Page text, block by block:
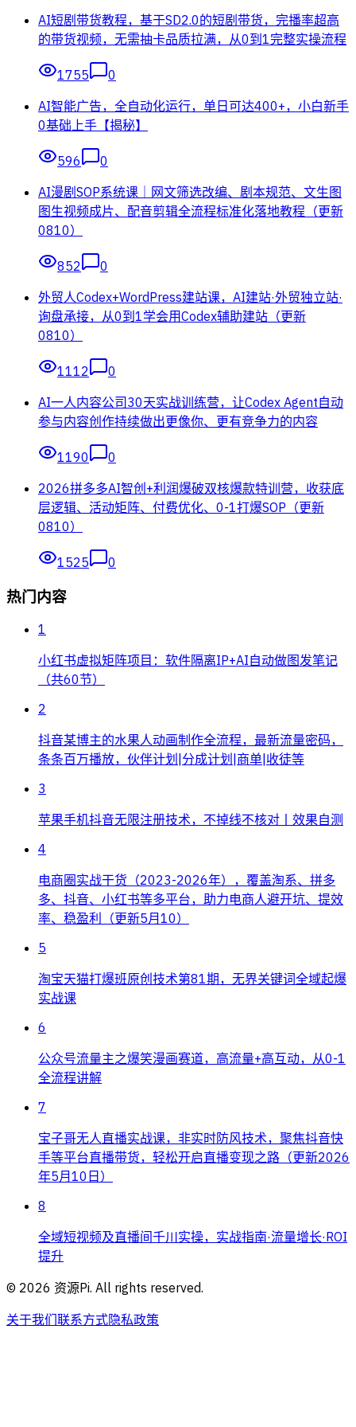
AI短剧带货教程，基于SD2.0的短剧带货，完播率超高
的带货视频，无需抽卡品质拉满，从0到1完整实操流程
1755
0
AI智能广告，全自动化运行，单日可达400+，小白新手
0基础上手【揭秘】
596
0
AI漫剧SOP系统课｜网文筛选改编、剧本规范、文生图
图生视频成片、配音剪辑全流程标准化落地教程（更新
0810）
852
0
外贸人Codex+WordPress建站课，AI建站·外贸独立站·
询盘承接，从0到1学会用Codex辅助建站（更新
0810）
1112
0
AI一人内容公司30天实战训练营，让Codex Agent自动
参与内容创作持续做出更像你、更有竞争力的内容
1190
0
2026拼多多AI智创+利润爆破双核爆款特训营，收获底
层逻辑、活动矩阵、付费优化、0-1打爆SOP（更新
0810）
1525 0
热门内容
1
小红书虚拟矩阵项目：软件隔离IP+AI自动做图发笔记
（共60节）
2
抖音某博主的水果人动画制作全流程，最新流量密码，
条条百万播放，伙伴计划|分成计划|商单|收徒等
3
苹果手机抖音无限注册技术，不掉线不核对丨效果自测
4
电商圈实战干货（2023-2026年），覆盖淘系、拼多
多、抖音、小红书等多平台，助力电商人避开坑、提效
率、稳盈利（更新5月10）
5
淘宝天猫打爆班原创技术第81期，无界关键词全域起爆
实战课
6
公众号流量主之爆笑漫画赛道，高流量+高互动，从0-1
全流程讲解
7
宝子哥无人直播实战课，非实时防风技术，聚焦抖音快
手等平台直播带货，轻松开启直播变现之路（更新2026
年5月10日）
8
全域短视频及直播间千川实操，实战指南·流量增长·ROI
提升
© 2026 资源Pi. All rights reserved.
关于我们联系方式隐私政策